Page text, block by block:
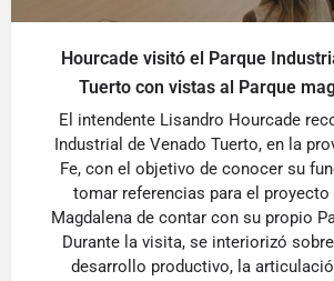
Hourcade visitó el Parque
Tuerto con vistas al Parque
El intendente Lisandro Hourcade
Industrial de Venado Tuerto, en la
Fe, con el objetivo de conocer su
tomar referencias para el
Magdalena de contar con su propio
Durante la visita, se interiorizó
desarrollo productivo, la